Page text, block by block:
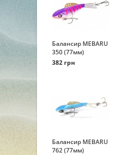
Балансир MEBARU
350 (77мм)
382 грн
Балансир MEBARU
762 (77мм)